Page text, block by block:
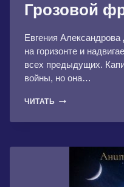
Грозовой
Евгения
на горизонте и
всех предыдущих.
войны, но она…
ЧИТАТЬ ПРОКЛЯТЫЙ
ГРОЗОВОЙ